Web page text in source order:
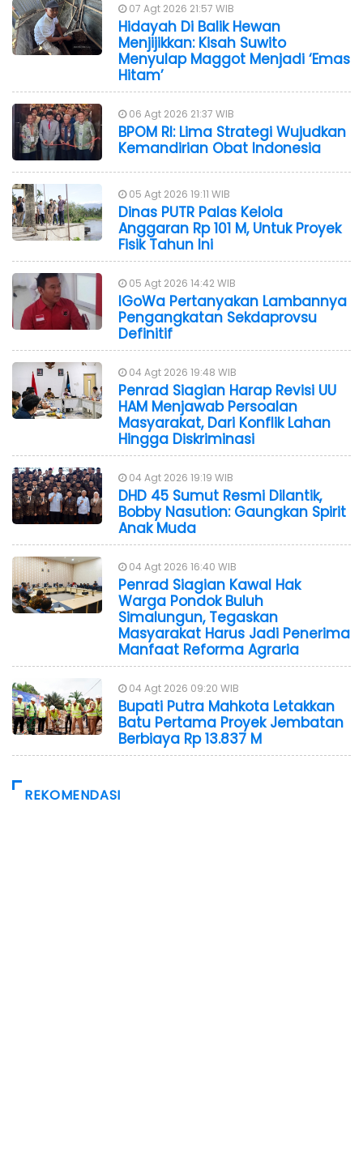
07 Agt 2026 21:57 WIB
Hidayah Di Balik Hewan
Menjijikkan: Kisah Suwito
Menyulap Maggot Menjadi ‘Emas
Hitam’
06 Agt 2026 21:37 WIB
BPOM RI: Lima Strategi Wujudkan
Kemandirian Obat Indonesia
05 Agt 2026 19:11 WIB
Dinas PUTR Palas Kelola
Anggaran Rp 101 M, Untuk Proyek
Fisik Tahun Ini
05 Agt 2026 14:42 WIB
IGoWa Pertanyakan Lambannya
Pengangkatan Sekdaprovsu
Definitif
04 Agt 2026 19:48 WIB
Penrad Siagian Harap Revisi UU
HAM Menjawab Persoalan
Masyarakat, Dari Konflik Lahan
Hingga Diskriminasi
04 Agt 2026 19:19 WIB
DHD 45 Sumut Resmi Dilantik,
Bobby Nasution: Gaungkan Spirit
Anak Muda
04 Agt 2026 16:40 WIB
Penrad Siagian Kawal Hak
Warga Pondok Buluh
Simalungun, Tegaskan
Masyarakat Harus Jadi Penerima
Manfaat Reforma Agraria
04 Agt 2026 09:20 WIB
Bupati Putra Mahkota Letakkan
Batu Pertama Proyek Jembatan
Berbiaya Rp 13.837 M
REKOMENDASI